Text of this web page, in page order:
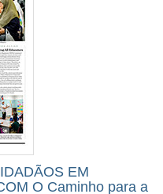
EM
O Caminho para a